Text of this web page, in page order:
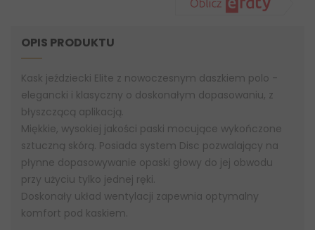
OPIS PRODUKTU
Kask jeździecki Elite z nowoczesnym daszkiem polo -
elegancki i klasyczny o doskonałym dopasowaniu, z
błyszczącą aplikacją.
Miękkie, wysokiej jakości paski mocujące wykończone
sztuczną skórą. Posiada system Disc pozwalający na
płynne dopasowywanie opaski głowy do jej obwodu
przy użyciu tylko jednej ręki.
Doskonały układ wentylacji zapewnia optymalny
komfort pod kaskiem.